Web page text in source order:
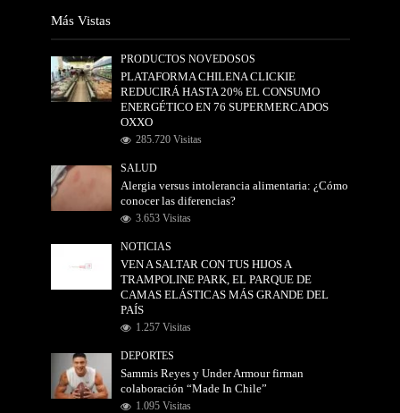
Más Vistas
PRODUCTOS NOVEDOSOS
PLATAFORMA CHILENA CLICKIE
REDUCIRÁ HASTA 20% EL CONSUMO
ENERGÉTICO EN 76 SUPERMERCADOS
OXXO
285.720 Visitas
SALUD
Alergia versus intolerancia alimentaria: ¿Cómo
conocer las diferencias?
3.653 Visitas
NOTICIAS
VEN A SALTAR CON TUS HIJOS A
TRAMPOLINE PARK, EL PARQUE DE
CAMAS ELÁSTICAS MÁS GRANDE DEL
PAÍS
1.257 Visitas
DEPORTES
Sammis Reyes y Under Armour firman
colaboración “Made In Chile”
1.095 Visitas